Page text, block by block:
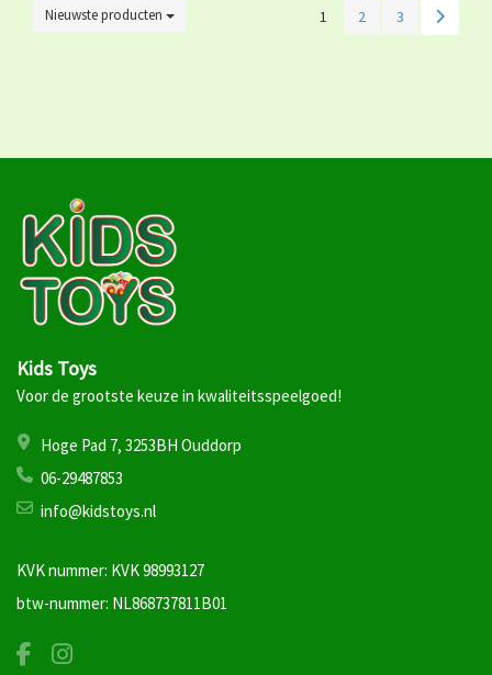
Nieuwste producten 1 2 3
Kids Toys
Voor de grootste keuze in kwaliteitsspeelgoed!
Hoge Pad 7, 3253BH Ouddorp
06-29487853
info@kidstoys.nl
KVK nummer: KVK 98993127
btw-nummer: NL868737811B01